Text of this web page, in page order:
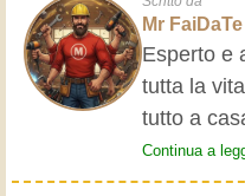
Mr FaiDaTe
Esperto e
tutta la
tutto a
nonni mi
rudimenti,
Continua a